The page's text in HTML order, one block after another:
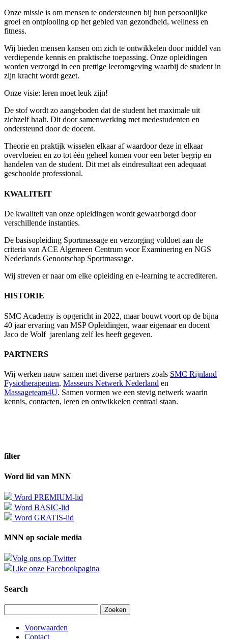
Onze missie is om mensen te ondersteunen bij hun persoonlijke
groei en ontplooiing op het gebied van gezondheid, wellness en
fitness.
Wij bieden mensen kansen om zich te ontwikkelen door middel van
verdiepende kennis en praktische toepassing. Onze opleidingen
worden verzorgd in een prettige leeromgeving waarbij de student in
zijn kracht wordt gezet.
Onze visie: leren moet leuk zijn!
De stof wordt zo aangeboden dat de student het maximale uit
zichzelf haalt. Dit door samenwerking met medestudenten en
ondersteund door de docent.
Theorie en praktijk wisselen elkaar af waardoor deze in elkaar
overvloeien en zo tot één geheel komen voor een beter begrip en
handelen van de student. Dit met als eindresultaat een adequaat
geschoolde professional.
KWALITEIT
De kwaliteit van onze opleidingen wordt gewaarborgd door
verschillende instanties.
De basisopleiding Sportmassage en verzorging voldoet aan de
criteria van ACE Algemeen Centrum voor Examinering en NGS
Nederlands Genootschap Sportmassage.
Wij streven er naar om elke opleiding en e-learning te accrediteren.
HISTORIE
SMC Academy is opgericht in 2022, maar bouwt voort op de bijna
40 jaar ervaring van MSP Opleidingen, waar eigenaar en docent
Jaco de Wolf jarenlang zelf les heeft gegeven.
PARTNERS
Wij werken nauw samen met diverse partners zoals SMC Rijnland
Fysiotherapeuten, Masseurs Netwerk Nederland en
Massageteam4U. Samen vormen we een stevig netwerk waarin
kennis, contacten, leren en ontwikkelen centraal staan.
filter
Word lid van MNN
Word PREMIUM-lid
Word BASIC-lid
Word GRATIS-lid
MNN op sociale media
Volg ons op Twitter
Like onze Facebookpagina
Search
naar:
Voorwaarden
Contact